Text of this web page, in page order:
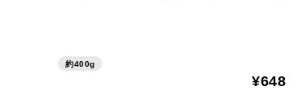
約400g
¥648